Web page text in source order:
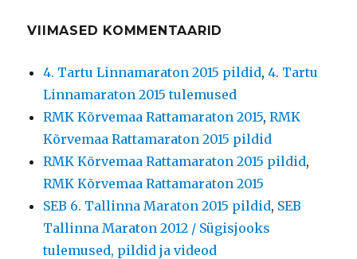
VIIMASED KOMMENTAARID
4. Tartu Linnamaraton 2015 pildid,4. Tartu
Linnamaraton 2015 tulemused
RMK Kõrvemaa Rattamaraton 2015,RMK
Kõrvemaa Rattamaraton 2015 pildid
RMK Kõrvemaa Rattamaraton 2015 pildid,
RMK Kõrvemaa Rattamaraton 2015
SEB 6. Tallinna Maraton 2015 pildid, SEB
Tallinna Maraton 2012 / Sügisjooks
tulemused, pildid ja videod